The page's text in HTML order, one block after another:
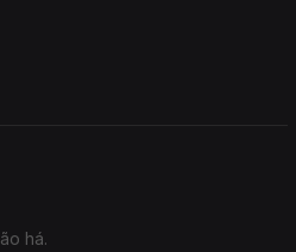
há.